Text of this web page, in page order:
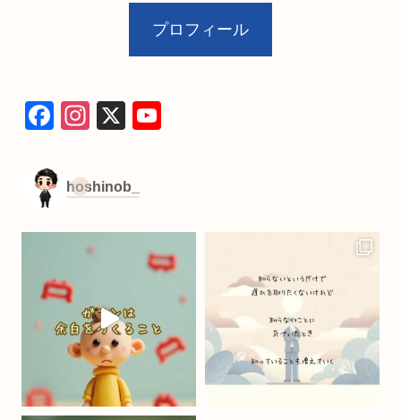
プロフィール
F
c
e
b
o
k
In
a
gr
a
m
X
u
b
h
a
n
hoshinob_